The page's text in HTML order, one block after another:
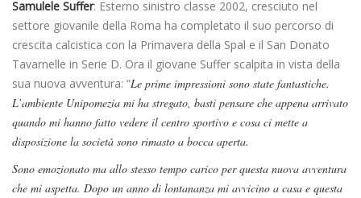
Samulele Suffer: Esterno sinistro classe 2002, cresciuto nel
settore giovanile della Roma ha completato il suo percorso di
crescita calcistica con la Primavera della Spal e il San Donato
Tavarnelle in Serie D. Ora il giovane Suffer scalpita in vista della
sua nuova avventura: “Le prime impressioni sono state fantastiche.
L’ambiente Unipomezia mi ha stregato, basti pensare che appena arrivato
quando mi hanno fatto vedere il centro sportivo e cosa ci mette a
disposizione la società sono rimasto a bocca aperta.
Sono emozionato ma allo stesso tempo carico per questa nuova avventura
che mi aspetta. Dopo un anno di lontananza mi avvicino a casa e questa